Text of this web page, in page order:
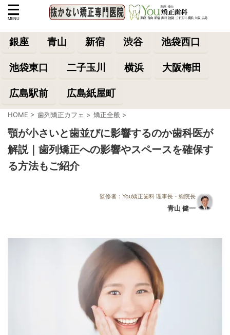
銀座 青山 新宿 渋谷 池袋西口
池袋東口 二子玉川 横浜 大阪梅田
広島駅前 広島紙屋町
HOME > 歯列矯正カフェ > 矯正全般 >
顎が小さいと歯並びに影響するのか歯科医が
解説｜歯列矯正への影響やスペースを確保す
る方法もご紹介
監修者：You矯正歯科 理事長・総院長
青山 健一